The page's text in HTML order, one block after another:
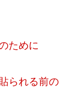
ために
られる前の